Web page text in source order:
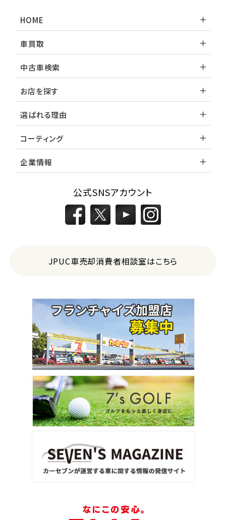
HOME
車買取
中古車検索
お店を探す
選ばれる理由
コーティング
企業情報
公式SNSアカウント
JPUC車売却消費者相談室はこちら